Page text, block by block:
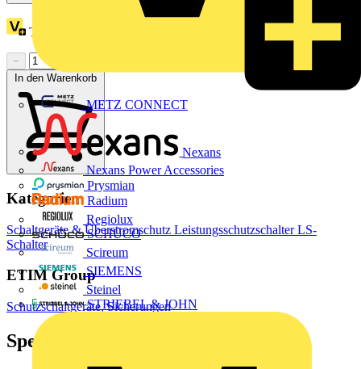
METZ CONNECT
Nexans
Nexans Power Accessories
Prysmian
Radium
Regiolux
SCHÜCO
Scireum
SIEMENS
Steinel
STRIEBEL & JOHN
Treuepunkte:
−
In den Warenkorb
Kategorien
Schaltgeräte & Überstromschutz LeistungsschutzschalterLS-
Schalter
ETIM Group
Schutzschaltgeräte, Sicherungen
Spezifikationen